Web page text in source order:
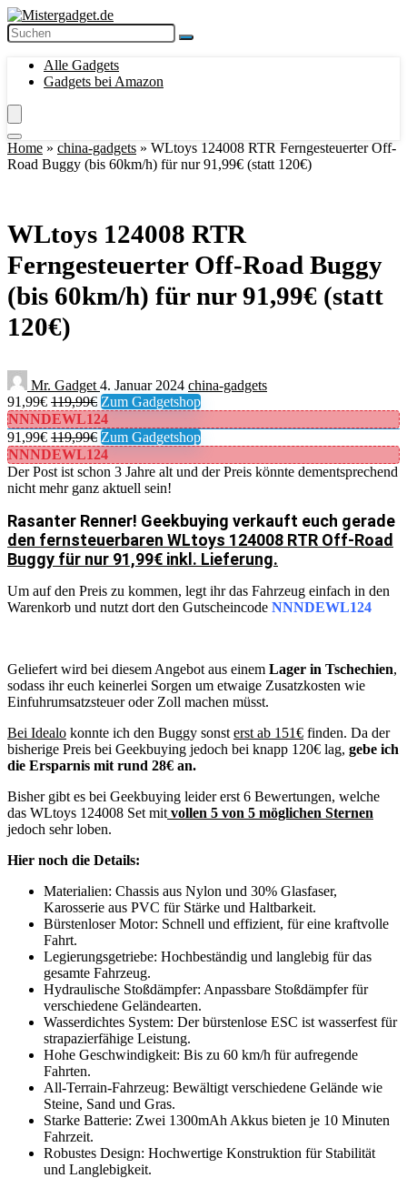
Alle Gadgets
Gadgets bei Amazon
Home » china-gadgets » WLtoys 124008 RTR Ferngesteuerter Off-
Road Buggy (bis 60km/h) für nur 91,99€ (statt 120€)
WLtoys 124008 RTR
Ferngesteuerter Off-Road Buggy
(bis 60km/h) für nur 91,99€ (statt
120€)
Mr. Gadget 4. Januar 2024 china-gadgets
91,99€ 119,99€ Zum Gadgetshop
NNNDEWL124
91,99€ 119,99€ Zum Gadgetshop
NNNDEWL124
Der Post ist schon 3 Jahre alt und der Preis könnte dementsprechend
nicht mehr ganz aktuell sein!
Rasanter Renner! Geekbuying verkauft euch gerade
den fernsteuerbaren WLtoys 124008 RTR Off-Road
Buggy für nur 91,99€ inkl. Lieferung.
Um auf den Preis zu kommen, legt ihr das Fahrzeug einfach in den
Warenkorb und nutzt dort den Gutscheincode NNNDEWL124
Geliefert wird bei diesem Angebot aus einem Lager in Tschechien,
sodass ihr euch keinerlei Sorgen um etwaige Zusatzkosten wie
Einfuhrumsatzsteuer oder Zoll machen müsst.
Bei Idealo konnte ich den Buggy sonst erst ab 151€ finden. Da der
bisherige Preis bei Geekbuying jedoch bei knapp 120€ lag, gebe ich
die Ersparnis mit rund 28€ an.
Bisher gibt es bei Geekbuying leider erst 6 Bewertungen, welche
das WLtoys 124008 Set mit vollen 5 von 5 möglichen Sternen
jedoch sehr loben.
Hier noch die Details:
Materialien: Chassis aus Nylon und 30% Glasfaser,
Karosserie aus PVC für Stärke und Haltbarkeit.
Bürstenloser Motor: Schnell und effizient, für eine kraftvolle
Fahrt.
Legierungsgetriebe: Hochbeständig und langlebig für das
gesamte Fahrzeug.
Hydraulische Stoßdämpfer: Anpassbare Stoßdämpfer für
verschiedene Geländearten.
Wasserdichtes System: Der bürstenlose ESC ist wasserfest für
strapazierfähige Leistung.
Hohe Geschwindigkeit: Bis zu 60 km/h für aufregende
Fahrten.
All-Terrain-Fahrzeug: Bewältigt verschiedene Gelände wie
Steine, Sand und Gras.
Starke Batterie: Zwei 1300mAh Akkus bieten je 10 Minuten
Fahrzeit.
Robustes Design: Hochwertige Konstruktion für Stabilität
und Langlebigkeit.